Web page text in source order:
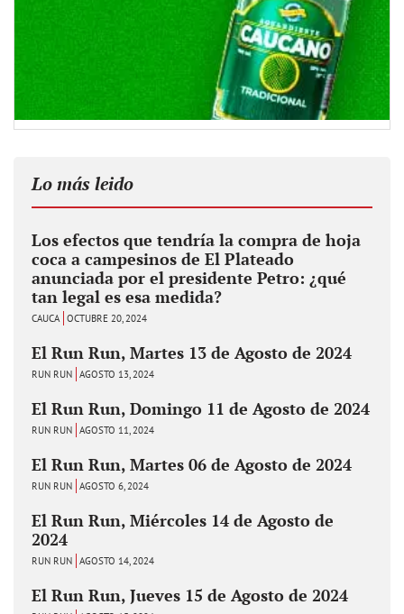
Lo más leido
Los efectos que tendría la compra de hoja
coca a campesinos de El Plateado
anunciada por el presidente Petro: ¿qué
tan legal es esa medida?
CAUCA OCTUBRE 20, 2024
El Run Run, Martes 13 de Agosto de 2024
RUN RUN AGOSTO 13, 2024
El Run Run, Domingo 11 de Agosto de 2024
RUN RUN AGOSTO 11, 2024
El Run Run, Martes 06 de Agosto de 2024
RUN RUN AGOSTO 6, 2024
El Run Run, Miércoles 14 de Agosto de
2024
RUN RUN AGOSTO 14, 2024
El Run Run, Jueves 15 de Agosto de 2024